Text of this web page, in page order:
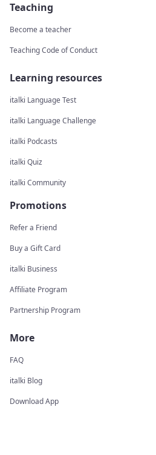
Teaching
Become a teacher
Teaching Code of Conduct
Learning resources
italki Language Test
italki Language Challenge
italki Podcasts
italki Quiz
italki Community
Promotions
Refer a Friend
Buy a Gift Card
italki Business
Affiliate Program
Partnership Program
More
FAQ
italki Blog
Download App